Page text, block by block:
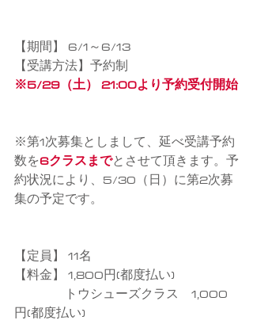
【期間】 6/1～6/13
【受講方法】予約制
※5/29（土） 21:00より予約受付開始
※第1次募集としまして、延べ受講予約
数を6クラスまでとさせて頂きます。予
約状況により、5/30（日）に第2次募
集の予定です。
【定員】 11名
【料金】 1,800円(都度払い)
トウシューズクラス　1,000
円(都度払い)